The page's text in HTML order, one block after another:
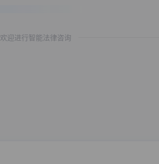
欢迎进行智能法律咨询